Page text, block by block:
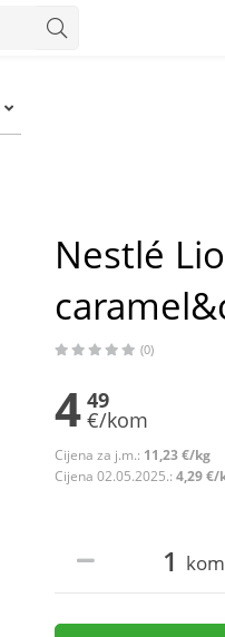
Nestlé
(0)
4 49
€/kom
Cijena za j.m.: 11,23 €/kg
Cijena 02.05.2025.: 4,29 €/
kom